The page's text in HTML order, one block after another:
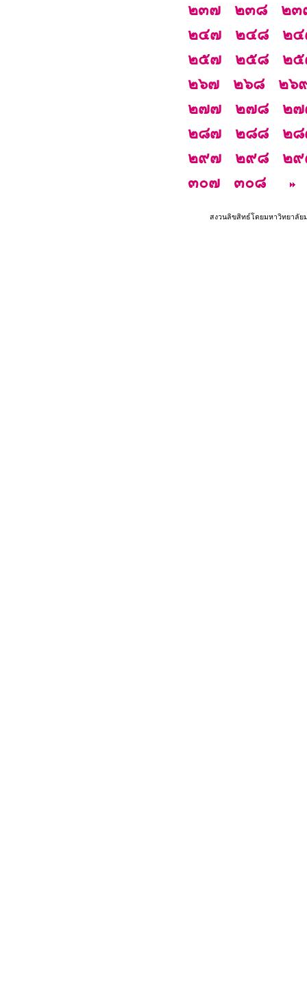
๒๓๗
๒๓๘
๒๓
๒๔๗
๒๔๘
๒
๒๕๗
๒๕๘
๒
๒๖๗
๒๖๘
๒๖
๒๗๗
๒๗๘
๒
๒๘๗
๒๘๘
๒
๒๙๗
๒๙๘
๒
๓๐๗
๓๐๘
สงวนลิขสิทธ์โดยมหาวิทยาลั